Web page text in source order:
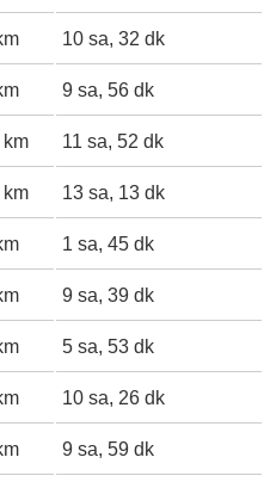
10 sa, 32 dk
9 sa, 56 dk
km 11 sa, 52 dk
km 13 sa, 13 dk
1 sa, 45 dk
9 sa, 39 dk
5 sa, 53 dk
10 sa, 26 dk
9 sa, 59 dk